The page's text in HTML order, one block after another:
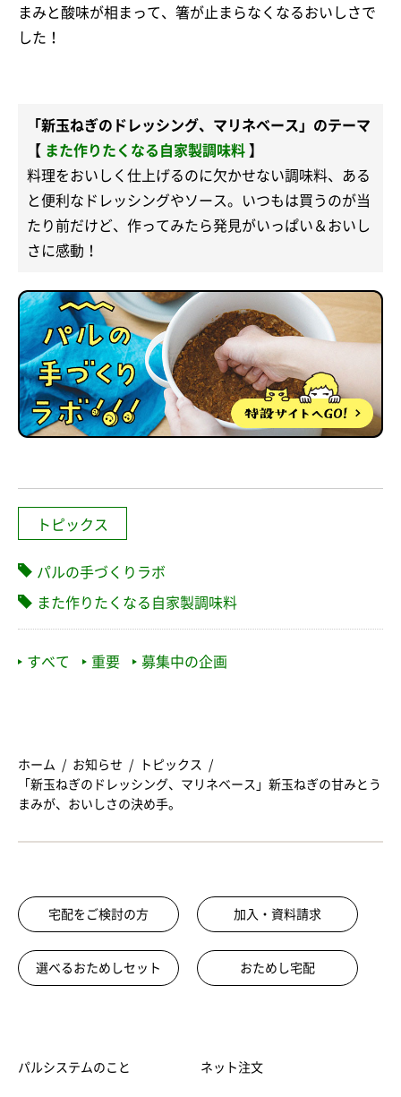
まみと酸味が相まって、箸が止まらなくなるおいしさで
した！
「新玉ねぎのドレッシング、マリネベース」のテーマ
【 また作りたくなる自家製調味料 】
料理をおいしく仕上げるのに欠かせない調味料、ある
と便利なドレッシングやソース。いつもは買うのが当
たり前だけど、作ってみたら発見がいっぱい＆おいし
さに感動！
トピックス
パルの手づくりラボ
また作りたくなる自家製調味料
すべて 重要 募集中の企画
ホーム お知らせ
トピックス
「新玉ねぎのドレッシング、マリネベース」新玉ねぎの甘みとう
まみが、おいしさの決め手。
宅配をご検討の方 加入・資料請求
選べるおためしセット おためし宅配
パルシステムのこと ネット注文